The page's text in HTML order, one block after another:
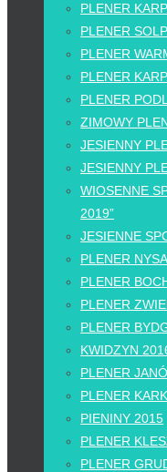
PLENER
PLENER
PLENER
PLENER
PLENER
ZIMOWY
JESIENNY
JESIENNY
WIOSENNE
2019”
JESIENNE
PLENER
PLENER
PLENER
PLENER
KWIDZYN
PLENER
PLENER
PIENINY 2015
PLENER
PLENER